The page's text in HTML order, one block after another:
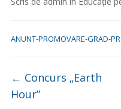
ANUNT-PROMOVARE-GRAD-
← Concurs „Earth
Hour”